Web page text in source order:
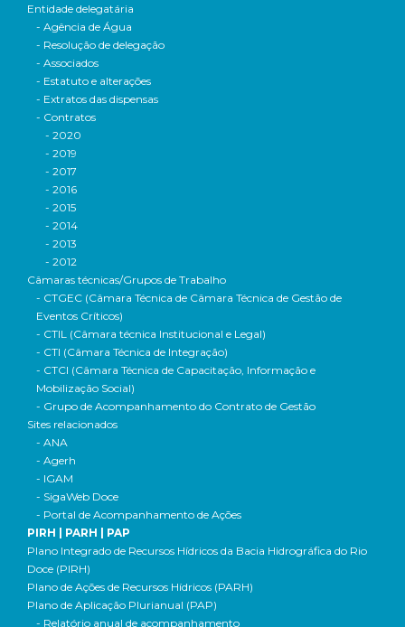
Entidade delegatária
- Agência de Água
- Resolução de delegação
- Associados
- Estatuto e alterações
- Extratos das dispensas
- Contratos
- 2020
- 2019
- 2017
- 2016
- 2015
- 2014
- 2013
- 2012
Câmaras técnicas/Grupos de Trabalho
- CTGEC (Câmara Técnica de Câmara Técnica de Gestão de
Eventos Críticos)
- CTIL (Câmara técnica Institucional e Legal)
- CTI (Câmara Técnica de Integração)
- CTCI (Câmara Técnica de Capacitação, Informação e
Mobilização Social)
- Grupo de Acompanhamento do Contrato de Gestão
Sites relacionados
- ANA
- Agerh
- IGAM
- SigaWeb Doce
- Portal de Acompanhamento de Ações
PIRH | PARH | PAP
Plano Integrado de Recursos Hídricos da Bacia Hidrográfica do Rio
Doce (PIRH)
Plano de Ações de Recursos Hídricos (PARH)
Plano de Aplicação Plurianual (PAP)
- Relatório anual de acompanhamento